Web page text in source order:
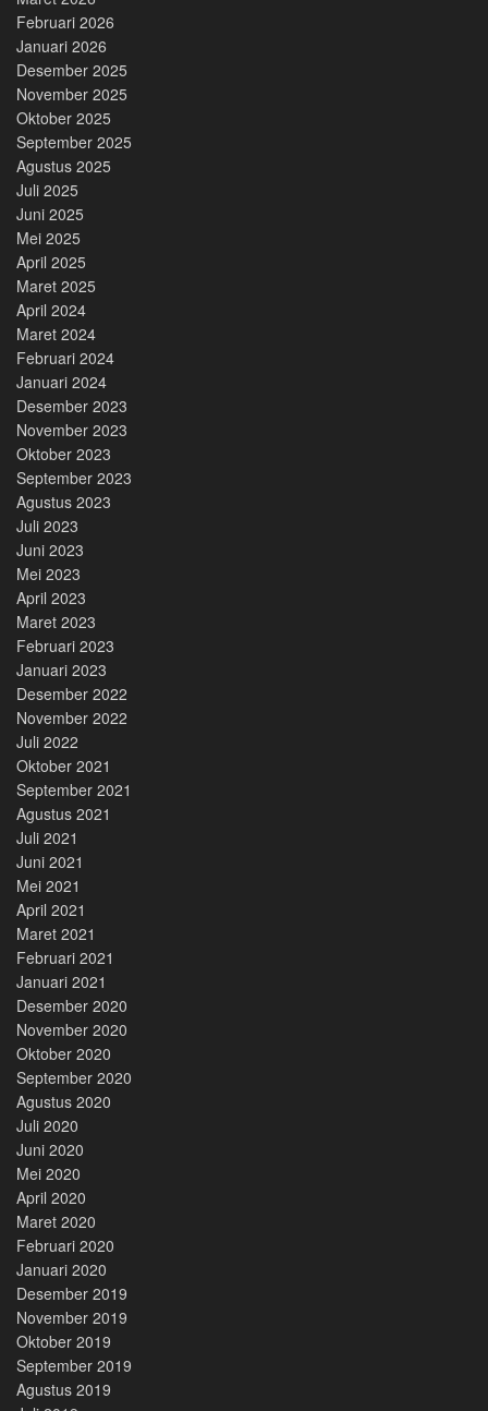
Februari 2026
Januari 2026
Desember 2025
November 2025
Oktober 2025
September 2025
Agustus 2025
Juli 2025
Juni 2025
Mei 2025
April 2025
Maret 2025
April 2024
Maret 2024
Februari 2024
Januari 2024
Desember 2023
November 2023
Oktober 2023
September 2023
Agustus 2023
Juli 2023
Juni 2023
Mei 2023
April 2023
Maret 2023
Februari 2023
Januari 2023
Desember 2022
November 2022
Juli 2022
Oktober 2021
September 2021
Agustus 2021
Juli 2021
Juni 2021
Mei 2021
April 2021
Maret 2021
Februari 2021
Januari 2021
Desember 2020
November 2020
Oktober 2020
September 2020
Agustus 2020
Juli 2020
Juni 2020
Mei 2020
April 2020
Maret 2020
Februari 2020
Januari 2020
Desember 2019
November 2019
Oktober 2019
September 2019
Agustus 2019